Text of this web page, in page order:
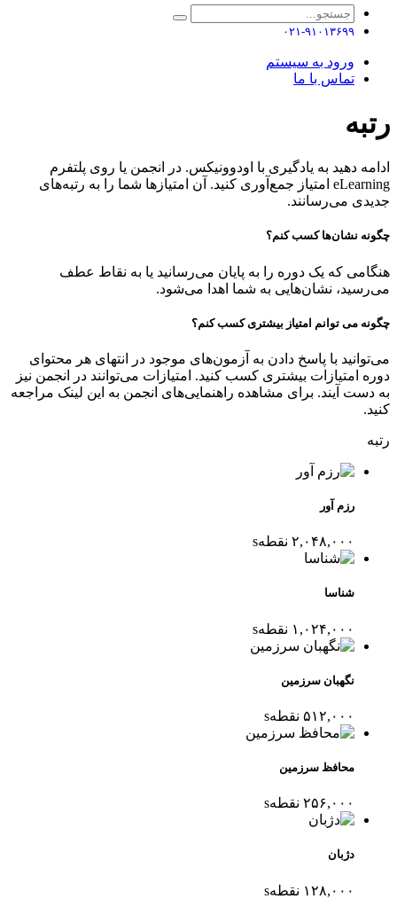
۰۲۱-۹۱۰۱۳۶۹۹
ورود به سیستم
تماس با ما
رتبه
ادامه دهید به یادگیری با اودوونیکس. در انجمن یا روی پلتفرم
eLearning امتیاز جمع‌آوری کنید. آن امتیازها شما را به رتبه‌های
جدیدی می‌رسانند.
چگونه نشان‌ها کسب کنم؟
هنگامی که یک دوره را به پایان می‌رسانید یا به نقاط عطف
می‌رسید، نشان‌هایی به شما اهدا می‌شود.
چگونه می توانم امتیاز بیشتری کسب کنم؟
می‌توانید با پاسخ دادن به آزمون‌های موجود در انتهای هر محتوای
دوره امتیازات بیشتری کسب کنید. امتیازات می‌توانند در انجمن نیز
به دست آیند. برای مشاهده راهنمایی‌های انجمن به این لینک مراجعه
کنید.
رتبه
رزم آور
۲,۰۴۸,۰۰۰ نقطهs
شناسا
۱,۰۲۴,۰۰۰ نقطهs
نگهبان سرزمین
۵۱۲,۰۰۰ نقطهs
محافظ سرزمین
۲۵۶,۰۰۰ نقطهs
دژبان
۱۲۸,۰۰۰ نقطهs